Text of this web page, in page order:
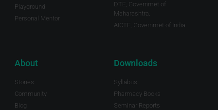
Playground
Personal Mentor
DTE, Governmet of
Maharashtra.
AICTE, Governmet of India
About
Stories
Community
Blog
Downloads
Syllabus
Pharmacy Books
Seminar Reports